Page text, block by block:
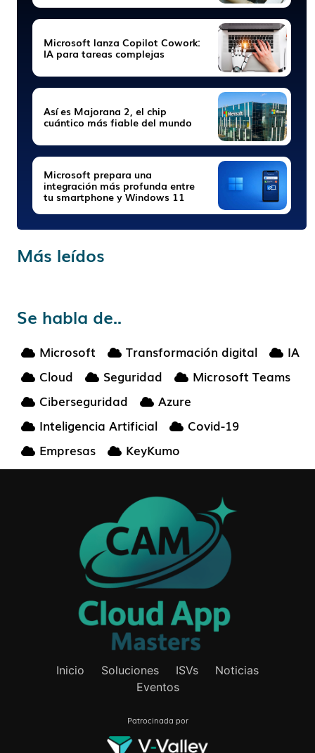
Microsoft lanza Copilot Cowork:
IA para tareas complejas
Así es Majorana 2, el chip
cuántico más fiable del mundo
Microsoft prepara una
integración más profunda entre
tu smartphone y Windows 11
Más leídos
Se habla de..
Microsoft Transformación digital
IA
Cloud
Seguridad
Microsoft Teams
Ciberseguridad
Azure
Inteligencia Artificial
Covid-19
Empresas
KeyKumo
Inicio Soluciones ISVs
Noticias
Eventos
Patrocinada por